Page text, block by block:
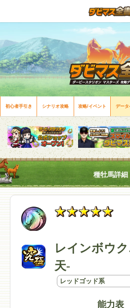
初心者手引き シナリオ攻略 攻略/イベント データ
種牡馬詳細
レインボウ
天-
レッドゴッド系
能力表